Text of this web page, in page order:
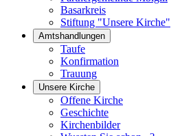
Basarkreis
Stiftung "Unsere Kirche"
Amtshandlungen
Taufe
Konfirmation
Trauung
Unsere Kirche
Offene Kirche
Geschichte
Kirchenbilder